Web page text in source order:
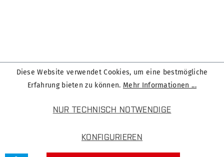
Diese Website verwendet Cookies, um eine bestmögliche
Erfahrung bieten zu können. Mehr Informationen ...
NUR TECHNISCH NOTWENDIGE
KONFIGURIEREN